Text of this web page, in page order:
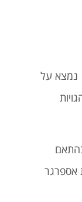
נמצא על
אספרגר